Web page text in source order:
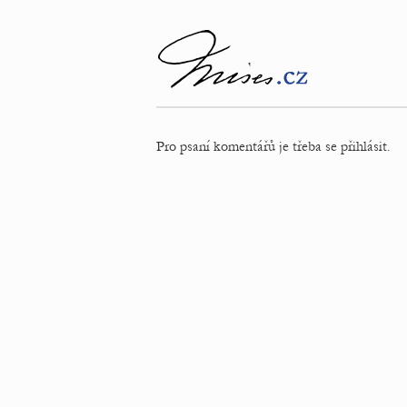
Pro psaní komentářů je třeba se přihlásit.